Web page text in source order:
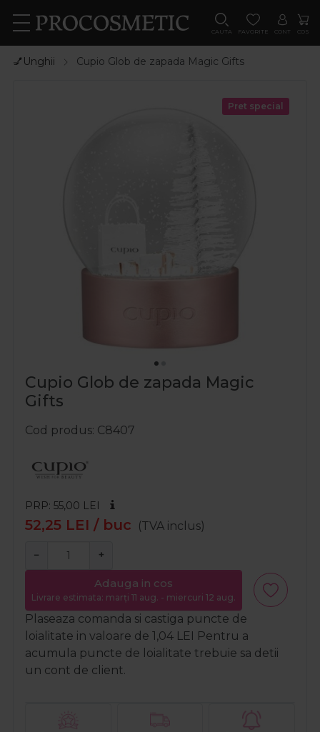
CAUTA FAVORITE CONT COS
💅Unghii Cupio Glob de zapada Magic Gifts
Pret special
Cupio Glob de zapada Magic
Gifts
Cod produs C8407
PRP: 55,00 LEI
52,25 LEI / buc (TVA inclus)
− +
Adauga in cos
Livrare estimata: marți 11 aug. - miercuri 12 aug.
Plaseaza comanda si castiga puncte de
loialitate in valoare de 1,04 LEI Pentru a
acumula puncte de loialitate trebuie sa detii
un cont de client.